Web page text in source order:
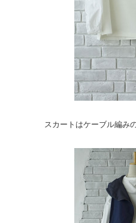
スカートはケーブル編み